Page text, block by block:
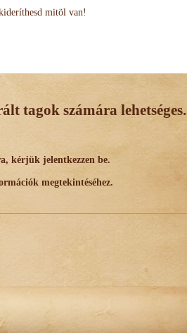
mitöl van!
tagok számára lehetséges.
kérjük jelentkezzen be.
megtekintéséhez.